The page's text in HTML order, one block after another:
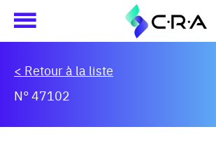
< Retour à la liste
N° 47102